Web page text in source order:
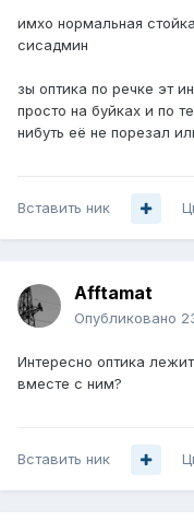
имхо нормальная
сисадмин
зы оптика по речке эт
просто на буйках и по
нибуть её не порезал
Вставить ник
Afftamat
Опубликовано
Интересно оптика
вместе с ним?
Вставить ник